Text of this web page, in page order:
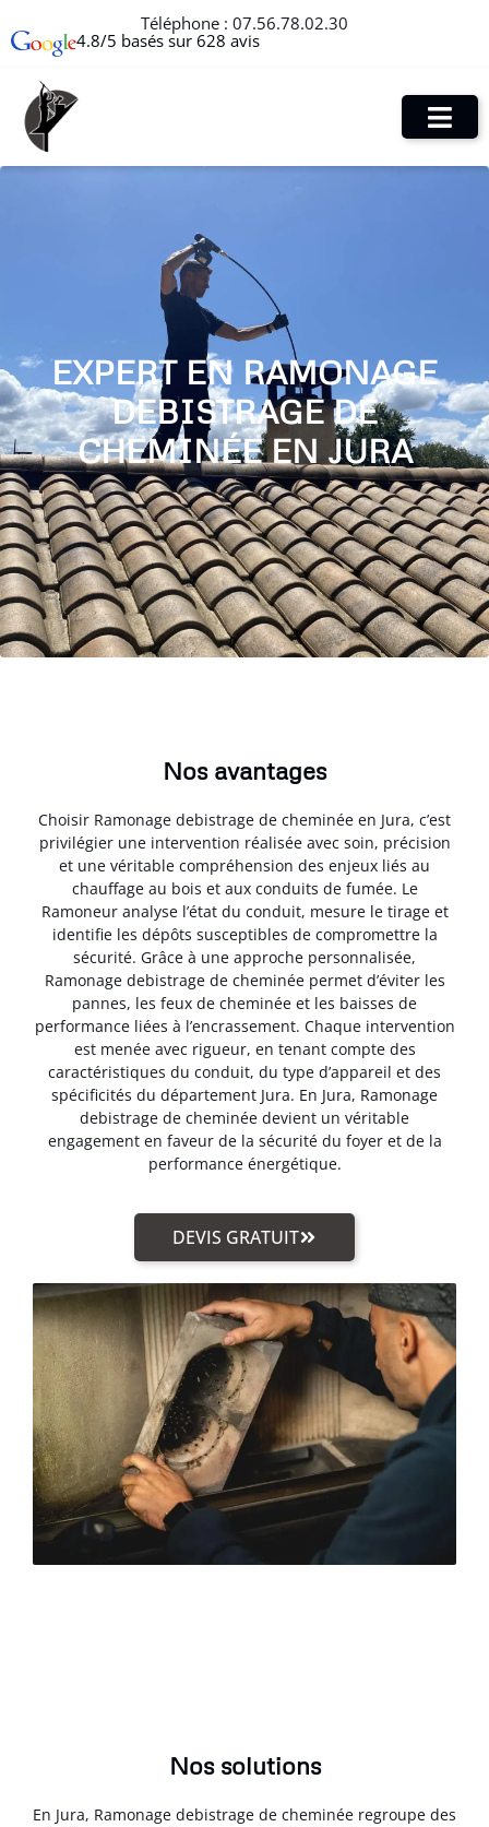
Téléphone : 07.56.78.02.30
4.8/5 basés sur 628 avis
EXPERT EN RAMONAGE
DEBISTRAGE DE
CHEMINÉE EN JURA
Nos avantages
Choisir Ramonage debistrage de cheminée en Jura, c’est
privilégier une intervention réalisée avec soin, précision
et une véritable compréhension des enjeux liés au
chauffage au bois et aux conduits de fumée. Le
Ramoneur analyse l’état du conduit, mesure le tirage et
identifie les dépôts susceptibles de compromettre la
sécurité. Grâce à une approche personnalisée,
Ramonage debistrage de cheminée permet d’éviter les
pannes, les feux de cheminée et les baisses de
performance liées à l’encrassement. Chaque intervention
est menée avec rigueur, en tenant compte des
caractéristiques du conduit, du type d’appareil et des
spécificités du département Jura. En Jura, Ramonage
debistrage de cheminée devient un véritable
engagement en faveur de la sécurité du foyer et de la
performance énergétique.
DEVIS GRATUIT
Nos solutions
En Jura, Ramonage debistrage de cheminée regroupe des